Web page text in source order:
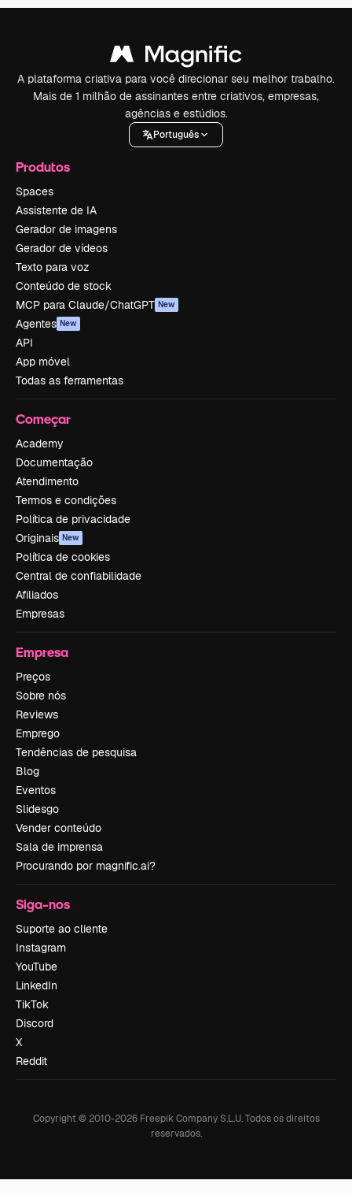
A plataforma criativa para você direcionar seu melhor trabalho.
Mais de 1 milhão de assinantes entre criativos, empresas,
agências e estúdios.
Português
Produtos
Spaces
Assistente de IA
Gerador de imagens
Gerador de vídeos
Texto para voz
Conteúdo de stock
MCP para Claude/ChatGPT New
Agentes New
API
App móvel
Todas as ferramentas
Começar
Academy
Documentação
Atendimento
Termos e condições
Política de privacidade
Originais New
Política de cookies
Central de confiabilidade
Afiliados
Empresas
Empresa
Preços
Sobre nós
Reviews
Emprego
Tendências de pesquisa
Blog
Eventos
Slidesgo
Vender conteúdo
Sala de imprensa
Procurando por magnific.ai?
Siga-nos
Suporte ao cliente
Instagram
YouTube
LinkedIn
TikTok
Discord
X
Reddit
Copyright © 2010-2026Freepik Company S.L.U. Todos os direitos
reservados.